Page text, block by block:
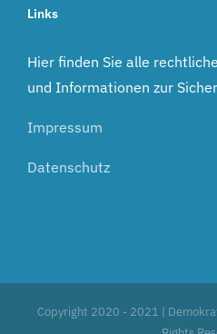
Links
Hier finden Sie alle
und Informationen zur
Impressum
Datenschutz
Copyright 2020 - 2021 |